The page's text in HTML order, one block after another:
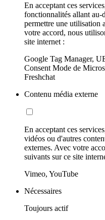
En acceptant ces
fonctionnalités allant au-
permettre une utilisation
votre accord, nous
site internet :
Google Tag Manager,
Consent Mode de
Freshchat
Contenu média externe
En acceptant ces
vidéos ou d'autres
externes. Avec votre
suivants sur ce site
Vimeo, YouTube
Nécessaires
Toujours actif